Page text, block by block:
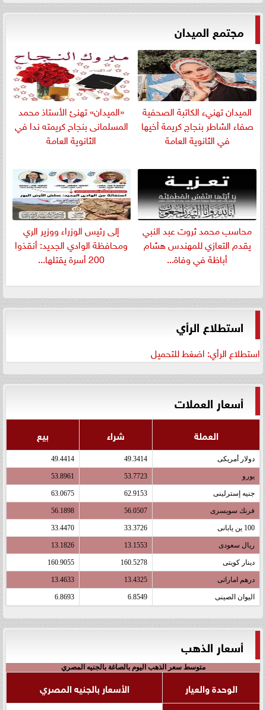
مجتمع الميدان
الميدان تهنيء الكاتبة الصحفية
صفاء الشاطر بنجاج كريمة أخيها
في الثانوية العامة
«الميدان» تهنئ الأستاذ محمد
المسلمانى بنجاح كريمته ندا في
الثانوية العامة
​محاسب محمد ثروت عبد النبي
يقدم التعازي للمهندس هشام
أباظة في وفاة...
إلى رئيس الوزراء ووزير الري
ومحافظة الوادي الجديد: أنقذوا
200 أسرة يقتلها...
استطلاع الرأي
استطلاع الرأي: اضغط للتحميل
أسعار العملات
العملة شراء بيع
دولار أمريكى 49.3414
49.4414
يورو 53.7723
53.8961
جنيه إسترلينى 62.9153
63.0675
فرنك سويسرى 56.0507
56.1898
100 ين يابانى 33.3726
33.4470
ريال سعودى 13.1553
13.1826
دينار كويتى 160.5278
160.9055
درهم اماراتى 13.4325
13.4633
اليوان الصينى 6.8549
6.8693
أسعار الذهب
متوسط سعر الذهب اليوم بالصاغة بالجنيه المصري
الوحدة والعيار
الأسعار بالجنيه المصري